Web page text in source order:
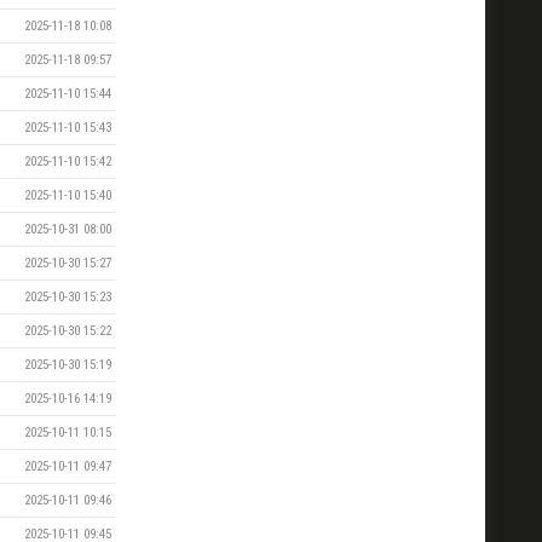
2025-11-18 10:08
2025-11-18 09:57
2025-11-10 15:44
2025-11-10 15:43
2025-11-10 15:42
2025-11-10 15:40
2025-10-31 08:00
2025-10-30 15:27
2025-10-30 15:23
2025-10-30 15:22
2025-10-30 15:19
2025-10-16 14:19
2025-10-11 10:15
2025-10-11 09:47
2025-10-11 09:46
2025-10-11 09:45